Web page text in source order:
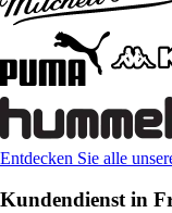
Entdecken Sie alle
Kundendienst in